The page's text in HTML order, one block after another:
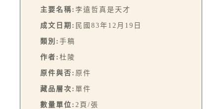
主要名稱: 李遠哲真是天才
成文日期: 民國83年12月19日
類別: 手稿
作者: 杜陵
原件與否: 原件
藏品層次: 單件
數量單位: 2頁/張